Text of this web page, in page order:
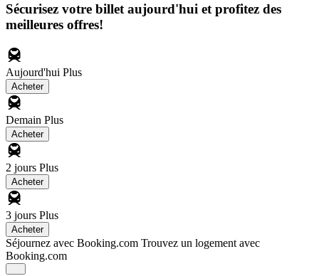
Sécurisez votre billet aujourd'hui et profitez des
meilleures offres!
Aujourd'hui Plus
Acheter
Demain Plus
Acheter
2 jours Plus
Acheter
3 jours Plus
Acheter
Séjournez avec Booking.com Trouvez un logement avec
Booking.com